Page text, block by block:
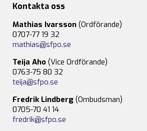
Kontakta oss
Mathias Ivarsson (Ordförande)
0707-77 19 32
mathias@sfpo.se
Teija Aho (Vice Ordförande)
0763-75 80 32
teija@sfpo.se
Fredrik Lindberg (Ombudsman)
0705-70 41 14
fredrik@sfpo.se